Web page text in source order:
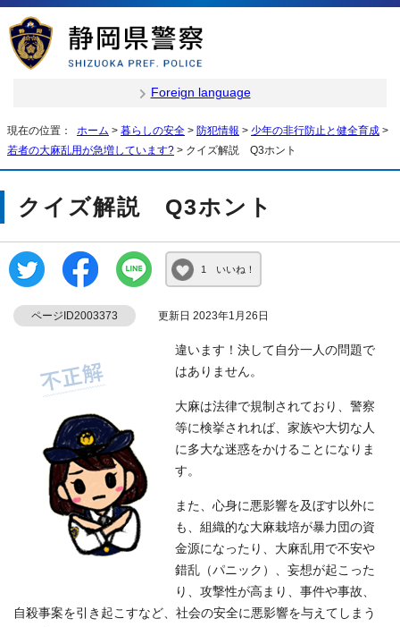
Foreign language
現在の位置： ホーム > 暮らしの安全 > 防犯情報 > 少年の非行防止と健全育成 >
若者の大麻乱用が急増しています? > クイズ解説 Q3ホント
クイズ解説 Q3ホント
1 いいね！
ページID2003373 更新日 2023年1月26日
違います！決して自分一人の問題で
はありません。
大麻は法律で規制されており、警察
等に検挙されれば、家族や大切な人
に多大な迷惑をかけることになりま
す。
また、心身に悪影響を及ぼす以外に
も、組織的な大麻栽培が暴力団の資
金源になったり、大麻乱用で不安や
錯乱（パニック）、妄想が起こった
り、攻撃性が高まり、事件や事故、
自殺事案を引き起こすなど、社会の安全に悪影響を与えてしまう